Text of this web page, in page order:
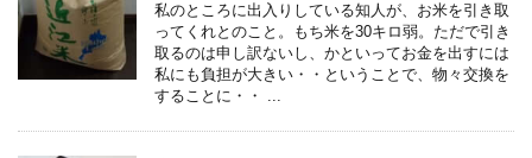
私のところに出入りしている知人が、お米を引き取
ってくれとのこと。もち米を30キロ弱。ただで引き
取るのは申し訳ないし、かといってお金を出すには
私にも負担が大きい・・ということで、物々交換を
することに・・ ...